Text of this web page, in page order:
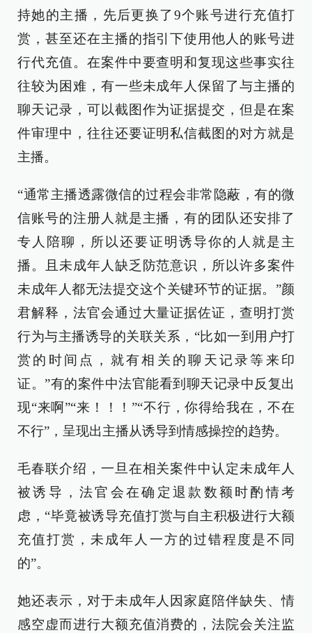
持她的主播，先后更换了9个账号进行充值打
赏，甚至还在主播的指引下使用他人的账号进
行代充值。在案件中要查明和复现这些事实往
往较为困难，有一些未成年人保留了与主播的
聊天记录，可以截图作为证据提交，但是在案
件审理中，往往还要证明私信截图的对方就是
主播。
“通常主播透露微信的过程会非常隐蔽，有的微
信账号的注册人就是主播，有的团队还安排了
专人陪聊，所以还要证明诱导你的人就是主
播。且未成年人缺乏防范意识，所以许多案件
未成年人都无法提交这个关键环节的证据。”颜
君解释，法官会通过大量证据佐证，查明打赏
行为与主播诱导的关联关系，“比如一到用户打
赏的时间点，就有相关的聊天记录等来印
证。”有的案件中法官能看到聊天记录中反复出
现“来啊”“来！！！”“不行，你得给我在，不在
不行”，呈现出主播从诱导到情感操控的趋势。
毛春联介绍，一旦在相关案件中认定未成年人
被诱导，法官会在确定退款数额时酌情考
虑，“毕竟被诱导充值打赏与自主积极进行大额
充值打赏，未成年人一方的过错程度是不同
的”。
她还表示，对于未成年人因家庭陪伴缺失、情
感空虚而进行大额充值消费的，法院会关注监